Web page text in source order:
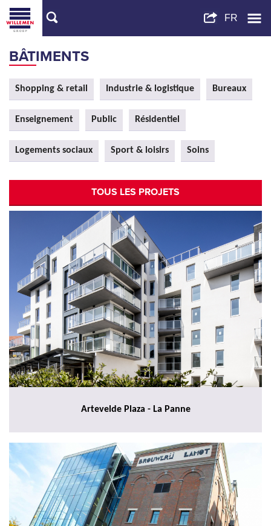
BÂTIMENTS
Shopping & retail Industrie & logistique Bureaux
Enseignement Public Résidentiel
Logements sociaux Sport & loisirs Soins
TOUS LES PROJETS
Artevelde Plaza - La Panne